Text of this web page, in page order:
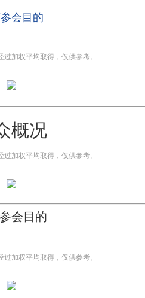
会目的
加权平均取得，仅供参考。
概况
加权平均取得，仅供参考。
会目的
加权平均取得，仅供参考。